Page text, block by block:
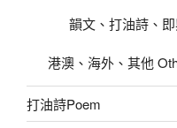
韻文、打油詩、
港澳、海外、其他
打油詩Poem